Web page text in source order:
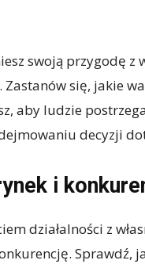
swoją przygodę z
Zastanów się, jakie
aby ludzie
decyzji
i
działalności z
Sprawdź,